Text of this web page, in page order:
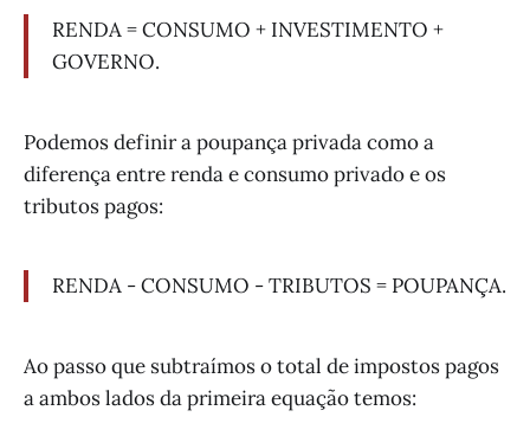
RENDA = CONSUMO + INVESTIMENTO +
GOVERNO.
Podemos definir a poupança privada como a
diferença entre renda e consumo privado e os
tributos pagos:
RENDA - CONSUMO - TRIBUTOS = POUPANÇA.
Ao passo que subtraímos o total de impostos pagos
a ambos lados da primeira equação temos: